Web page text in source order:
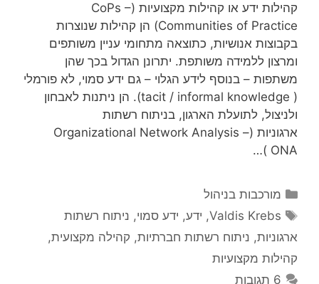
קהילות ידע או קהילות מקצועיות (CoPs –
Communities of Practice) הן קהילות שנוצרות
בקבוצות אנושיות, כתוצאה מתחומי עניין משותפים
ומרצון ללמידה משותפת. יתרונן הגדול בכך שהן
משתפות – בנוסף לידע הגלוי – גם ידע סמוי, לא פורמלי
( tacit / informal knowledge). הן ניתנות לאבחון
ולניצול, לתועלת הארגון, בניתוח רשתות
ארגוניות (Organizational Network Analysis –
ONA)…
קטגוריות
מורכבות בניהול
תגיות
Valdis Krebs
, ידע, ידע סמוי, ניתוח רשתות
ארגוניות, ניתוח רשתות חברתיות, קהילה מקצועית,
קהילות מקצועיות
6 תגובות